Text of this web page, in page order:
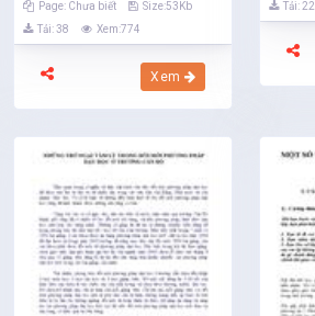
Page: Chưa biết
Size:53Kb
Tải: 38
Xem:774
Xem
Tải: 22